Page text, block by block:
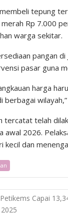
tepung
Rp 7.000
warga sekitar.
pangan
pasar guna
harga
berbagai
tercatat telah
2026.
dan
Capai